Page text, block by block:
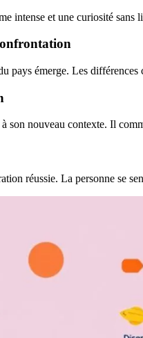
intense et une curiosité
pays émerge. Les
son nouveau contexte. Il
réussie. La personne se